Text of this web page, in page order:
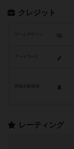
クレジット
ゲームデザイン
アートワーク
レーティング